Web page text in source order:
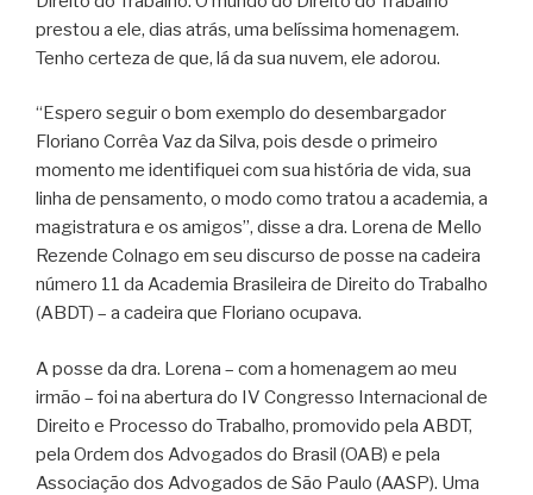
prestou a ele, dias atrás, uma belíssima homenagem.
Tenho certeza de que, lá da sua nuvem, ele adorou.
“Espero seguir o bom exemplo do desembargador
Floriano Corrêa Vaz da Silva, pois desde o primeiro
momento me identifiquei com sua história de vida, sua
linha de pensamento, o modo como tratou a academia, a
magistratura e os amigos”, disse a dra. Lorena de Mello
Rezende Colnago em seu discurso de posse na cadeira
número 11 da Academia Brasileira de Direito do Trabalho
(ABDT) – a cadeira que Floriano ocupava.
A posse da dra. Lorena – com a homenagem ao meu
irmão – foi na abertura do IV Congresso Internacional de
Direito e Processo do Trabalho, promovido pela ABDT,
pela Ordem dos Advogados do Brasil (OAB) e pela
Associação dos Advogados de São Paulo (AASP). Uma